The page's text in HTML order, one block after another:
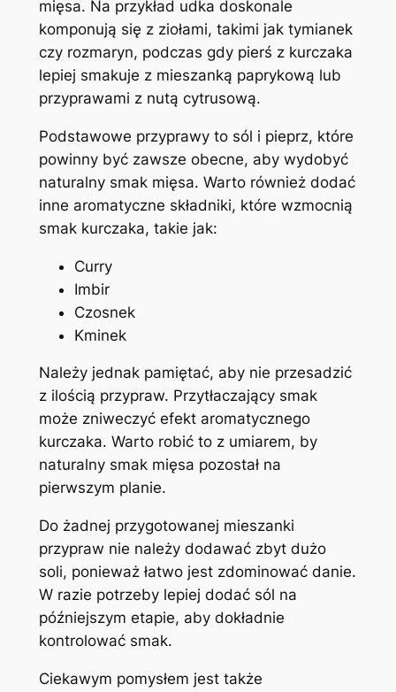
mięsa. Na przykład udka doskonale
komponują się z ziołami, takimi jak tymianek
czy rozmaryn, podczas gdy pierś z kurczaka
lepiej smakuje z mieszanką paprykową lub
przyprawami z nutą cytrusową.
Podstawowe przyprawy to sól i pieprz, które
powinny być zawsze obecne, aby wydobyć
naturalny smak mięsa. Warto również dodać
inne aromatyczne składniki, które wzmocnią
smak kurczaka, takie jak:
Curry
Imbir
Czosnek
Kminek
Należy jednak pamiętać, aby nie przesadzić
z ilością przypraw. Przytłaczający smak
może zniweczyć efekt aromatycznego
kurczaka. Warto robić to z umiarem, by
naturalny smak mięsa pozostał na
pierwszym planie.
Do żadnej przygotowanej mieszanki
przypraw nie należy dodawać zbyt dużo
soli, ponieważ łatwo jest zdominować danie.
W razie potrzeby lepiej dodać sól na
późniejszym etapie, aby dokładnie
kontrolować smak.
Ciekawym pomysłem jest także